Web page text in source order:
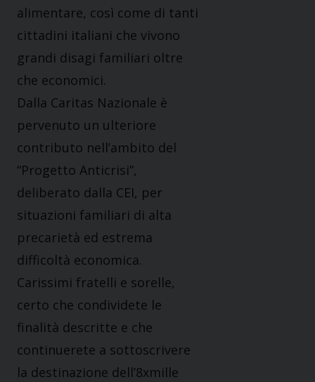
alimentare, così come di tanti
cittadini italiani che vivono
grandi disagi familiari oltre
che economici.
Dalla Caritas Nazionale è
pervenuto un ulteriore
contributo nell’ambito del
“Progetto Anticrisi”,
deliberato dalla CEI, per
situazioni familiari di alta
precarietà ed estrema
difficoltà economica.
Carissimi fratelli e sorelle,
certo che condividete le
finalità descritte e che
continuerete a sottoscrivere
la destinazione dell’8xmille